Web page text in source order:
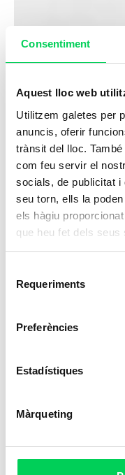
Consentiment
Aquest lloc web
Utilitzem galetes per
anuncis, oferir
trànsit del lloc.
com feu servir el
socials, de publicitat i
seu torn, ells la
els hàgiu
que heu fet dels seus
Requeriments
Preferències
Estadístiques
Màrqueting